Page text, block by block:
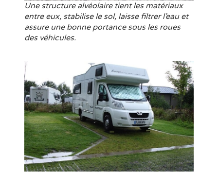
Une structure alvéolaire tient les matériaux
entre eux, stabilise le sol, laisse filtrer l’eau et
assure une bonne portance sous les roues
des véhicules.